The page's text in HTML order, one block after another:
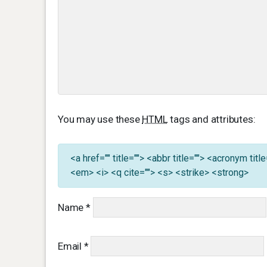
You may use these HTMLtags and attributes:
<a href="" title=""> <abbr title=""> <acronym
<em> <i> <q cite=""> <s> <strike> <strong>
Name *
Email *